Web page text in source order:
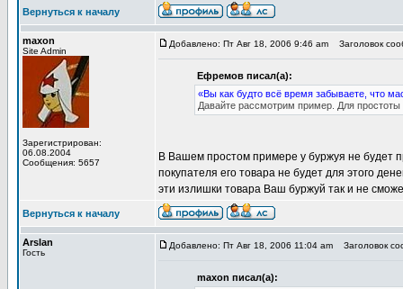
Вернуться к началу
maxon
Site Admin
Зарегистрирован:
06.08.2004
Сообщения: 5657
Добавлено: Пт Авг 18, 2006 9:46 am Заголовок
Ефремов писал(а):
«Вы как будто всё время забываете, что
Давайте рассмотрим пример. Для
В Вашем простом примере у буржуя не будет
покупателя его товара не будет для этого
эти излишки товара Ваш буржуй так и не
Вернуться к началу
Arslan
Гость
Добавлено: Пт Авг 18, 2006 11:04 am Заголовок
maxon писал(а):